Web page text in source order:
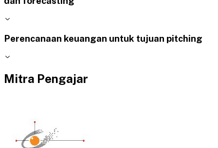
Perencanaan keuangan untuk tujuan pitching
Mitra Pengajar